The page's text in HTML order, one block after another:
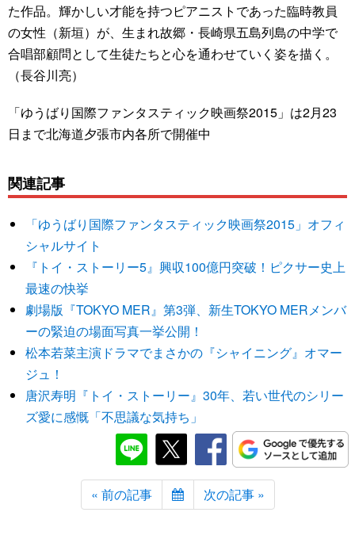
た作品。輝かしい才能を持つピアニストであった臨時教員
の女性（新垣）が、生まれ故郷・長崎県五島列島の中学で
合唱部顧問として生徒たちと心を通わせていく姿を描く。
（長谷川亮）
「ゆうばり国際ファンタスティック映画祭2015」は2月23
日まで北海道夕張市内各所で開催中
関連記事
「ゆうばり国際ファンタスティック映画祭2015」オフィ
シャルサイト
『トイ・ストーリー5』興収100億円突破！ピクサー史上
最速の快挙
劇場版『TOKYO MER』第3弾、新生TOKYO MERメンバ
ーの緊迫の場面写真一挙公開！
松本若菜主演ドラマでまさかの『シャイニング』オマー
ジュ！
唐沢寿明『トイ・ストーリー』30年、若い世代のシリー
ズ愛に感慨「不思議な気持ち」
« 前の記事 次の記事 »